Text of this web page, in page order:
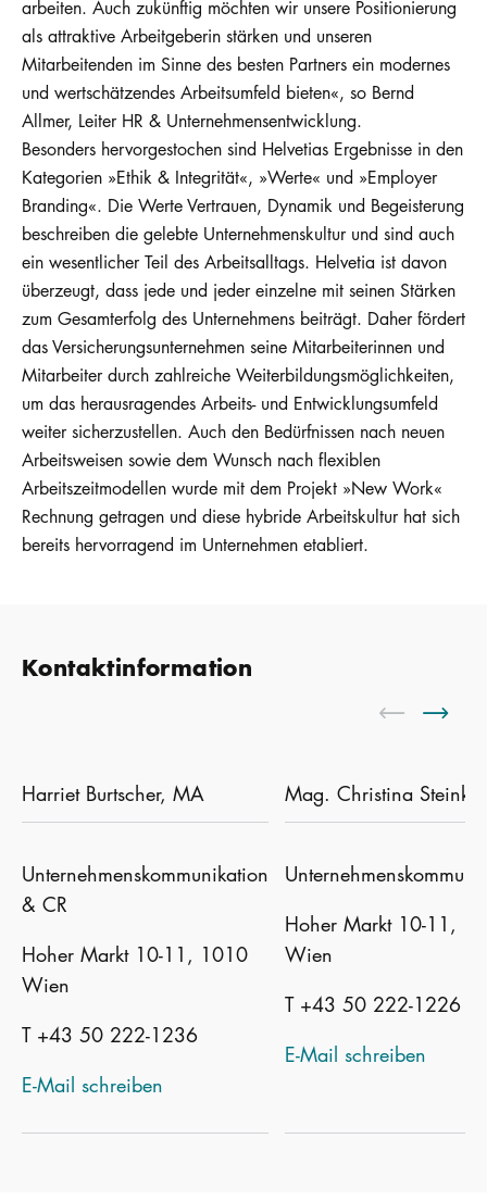
arbeiten. Auch zukünftig möchten wir unsere Positionierung
als attraktive Arbeitgeberin stärken und unseren
Mitarbeitenden im Sinne des besten Partners ein modernes
und wertschätzendes Arbeitsumfeld bieten«, so Bernd
Allmer, Leiter HR & Unternehmensentwicklung.
Besonders hervorgestochen sind Helvetias Ergebnisse in den
Kategorien »Ethik & Integrität«, »Werte« und »Employer
Branding«. Die Werte Vertrauen, Dynamik und Begeisterung
beschreiben die gelebte Unternehmenskultur und sind auch
ein wesentlicher Teil des Arbeitsalltags. Helvetia ist davon
überzeugt, dass jede und jeder einzelne mit seinen Stärken
zum Gesamterfolg des Unternehmens beiträgt. Daher fördert
das Versicherungsunternehmen seine Mitarbeiterinnen und
Mitarbeiter durch zahlreiche Weiterbildungsmöglichkeiten,
um das herausragendes Arbeits- und Entwicklungsumfeld
weiter sicherzustellen. Auch den Bedürfnissen nach neuen
Arbeitsweisen sowie dem Wunsch nach flexiblen
Arbeitszeitmodellen wurde mit dem Projekt »New Work«
Rechnung getragen und diese hybride Arbeitskultur hat sich
bereits hervorragend im Unternehmen etabliert.
Kontaktinformation
Harriet Burtscher, MA Mag. Christina
Unternehmenskommunikation
& CR
Hoher Markt 10-11, 1010
Wien
T +43 50 222-1236
E-Mail schreiben
Hoher Markt 10-11,
Wien
T +43 50 222-1226
E-Mail schreiben